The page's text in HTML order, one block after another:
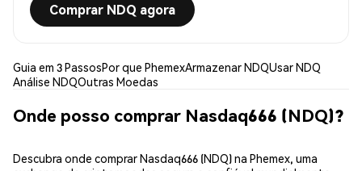
Comprar NDQ agora
Guia em 3 PassosPor que PhemexArmazenar NDQUsar NDQ
Análise NDQOutras Moedas
Onde posso comprar Nasdaq666 (NDQ)?
Descubra onde comprar Nasdaq666 (NDQ) na Phemex, uma